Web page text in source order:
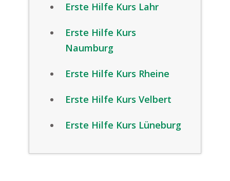
Erste Hilfe Kurs Lahr
Erste Hilfe Kurs
Naumburg
Erste Hilfe Kurs Rheine
Erste Hilfe Kurs Velbert
Erste Hilfe Kurs Lüneburg